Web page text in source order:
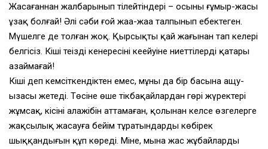
Жасағаннан жалбарынып тілейтіндері – осының ғұмыр-жасы
ұзақ болғай! Әлі сәби ғой жаңа-жаңа талпынып еңбектеген.
Мүшелге де толған жоқ. Қырсықтың қай жағынан тап келері
белгісіз. Кіші теңіздің кенересінің кеңейуіне ниеттілердің қатары
азаймағай!
Кіші деп кемсіткендіктен емес, мұның да бір басына ащу-
ызасы жетеді. Төсіне өңшең тікбақайлардан гөрі жүректері
жұмсақ, кісінің алажібін аттамаған, қолынан келсе өзгелерге
жақсылық жасауға бейім тұратындардың көбірек
шыққандығын құп көреді. Міне, мына жас жұбайлардың